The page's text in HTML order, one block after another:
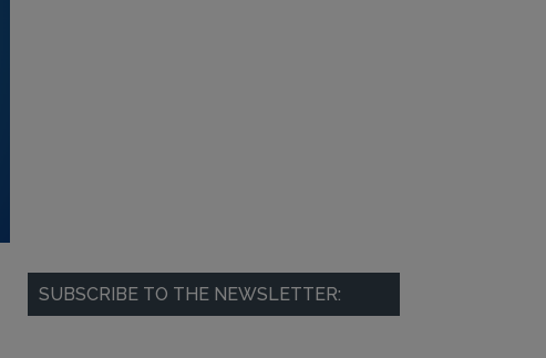
SUBSCRIBE TO THE NEWSLETTER: